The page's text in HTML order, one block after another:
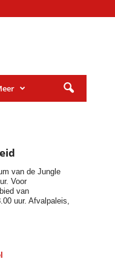
van de Jungle
Voor
van
uur. Afvalpaleis,